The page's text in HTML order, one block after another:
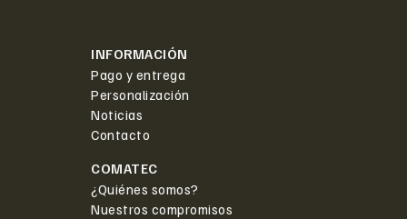
INFORMACIÓN
Pago y entrega
Personalización
Noticias
Contacto
COMATEC
¿Quiénes somos?
Nuestros compromisos